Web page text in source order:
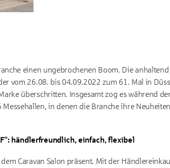
einen ungebrochenen Boom. Die
vom 26.08. bis 04.09.2022 zum 61. Mal in
überschritten. Insgesamt zog es während
in denen die Branche ihre
händlerfreundlich, einfach, flexibel
Caravan Salon präsent. Mit der